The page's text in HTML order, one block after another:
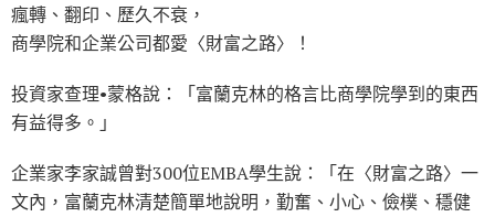
瘋轉、翻印、歷久不衰，
商學院和企業公司都愛〈財富之路〉！
投資家查理•蒙格說：「富蘭克林的格言比商學院學到的東西
有益得多。」
企業家李家誠曾對300位EMBA學生說：「在〈財富之路〉一
文內，富蘭克林清楚簡單地說明，勤奮、小心、儉樸、穩健